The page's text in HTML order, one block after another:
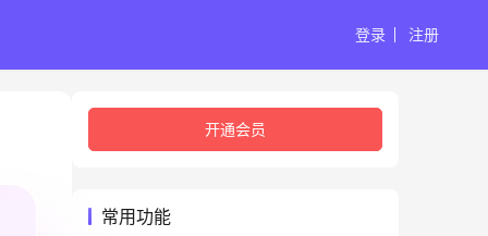
登录 注册
开通会员
常用功能